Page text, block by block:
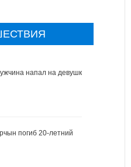
напал на девушку
погиб 20-летний